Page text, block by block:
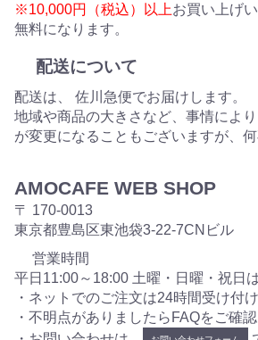
※10,000円（税込）以上お買い上げ
無料になります。
配送について
配送は、 佐川急便でお届けします。
地域や商品の大きさなど、事情によ
が変更になることもございますが、何
AMOCAFE WEB SHOP
〒 170-0013
東京都豊島区東池袋3-22-7CNビル
営業時間
平日11:00～18:00 土曜・日曜・祝日
・ネットでのご注文は24時間受け付
・不明点がありましたらFAQをご確認